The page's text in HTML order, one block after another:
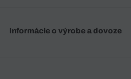
Informácie o výrobe a dovoze